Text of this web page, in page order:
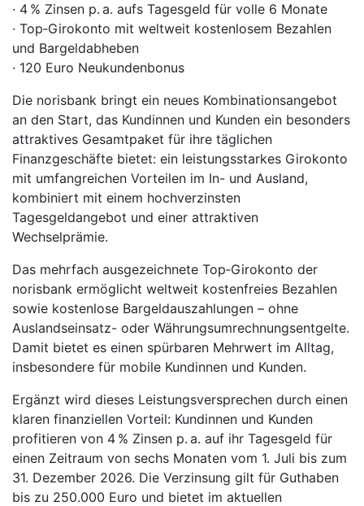
· 4 % Zinsen p. a. aufs Tagesgeld für volle 6 Monate
· Top‑Girokonto mit weltweit kostenlosem Bezahlen
und Bargeldabheben
· 120 Euro Neukundenbonus
Die norisbank bringt ein neues Kombinationsangebot
an den Start, das Kundinnen und Kunden ein besonders
attraktives Gesamtpaket für ihre täglichen
Finanzgeschäfte bietet: ein leistungsstarkes Girokonto
mit umfangreichen Vorteilen im In- und Ausland,
kombiniert mit einem hochverzinsten
Tagesgeldangebot und einer attraktiven
Wechselprämie.
Das mehrfach ausgezeichnete Top‑Girokonto der
norisbank ermöglicht weltweit kostenfreies Bezahlen
sowie kostenlose Bargeldauszahlungen – ohne
Auslandseinsatz- oder Währungsumrechnungsentgelte.
Damit bietet es einen spürbaren Mehrwert im Alltag,
insbesondere für mobile Kundinnen und Kunden.
Ergänzt wird dieses Leistungsversprechen durch einen
klaren finanziellen Vorteil: Kundinnen und Kunden
profitieren von 4 % Zinsen p. a. auf ihr Tagesgeld für
einen Zeitraum von sechs Monaten vom 1. Juli bis zum
31. Dezember 2026. Die Verzinsung gilt für Guthaben
bis zu 250.000 Euro und bietet im aktuellen